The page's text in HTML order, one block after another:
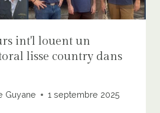
int'l louent un
lisse country dans
Guyane 1 septembre 2025